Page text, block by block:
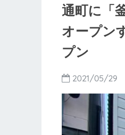
通町に「
オープン
プン
2021/05/29